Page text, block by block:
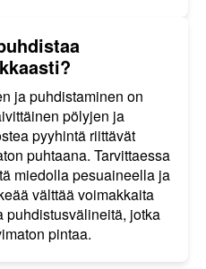
ja puhdistaminen on
pölyjen ja
pyyhintä riittävät
puhtaana. Tarvittaessa
miedolla pesuaineella ja
välttää voimakkaita
puhdistusvälineitä, jotka
pintaa.